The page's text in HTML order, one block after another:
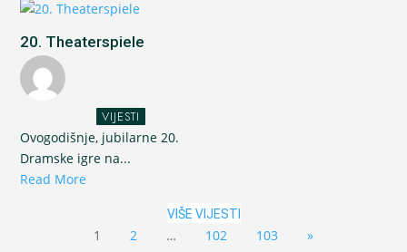
20. Theaterspiele
VIJESTI
Ovogodišnje, jubilarne 20.
Dramske igre na...
Read More
VIŠE VIJESTI
1 2 … 102 103 »